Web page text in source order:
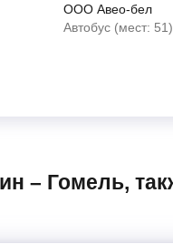
ООО Авео-бел
Автобус (мест: 51)